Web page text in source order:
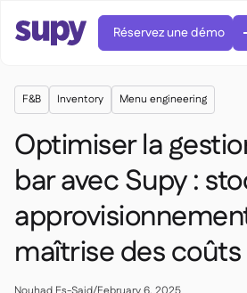
 Commandes et achats

 Cuisine centrale
 Gastronomique
Restauration rapide
Réservez une démo
F&B Inventory Menu engineering
Optimiser la
bar avec Supy :
maîtrise des coûts